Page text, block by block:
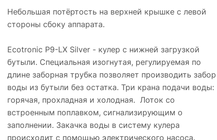
Небольшая потёртость на верхней крышке с левой
стороны сбоку аппарата.
Ecotronic P9-LX Silver - кулер с нижней загрузкой
бутыли. Специальная изогнутая, регулируемая по
длине заборная трубка позволяет производить забор
воды из бутыли без остатка. Три крана подачи воды:
горячая, прохладная и холодная. Лоток со
встроенным поплавком, сигнализирующим о
заполнении. Закачка воды в систему кулера
происходит с помощью электрического насоса.